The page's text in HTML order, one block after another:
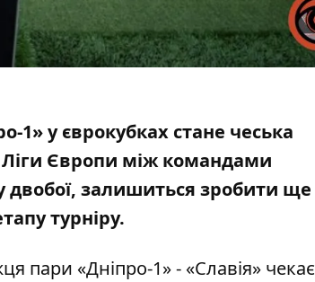
1» у єврокубках стане чеська
Європи між командами
двобої, залишиться зробити ще
турніру.
пари «Дніпро-1» - «Славія» чекає